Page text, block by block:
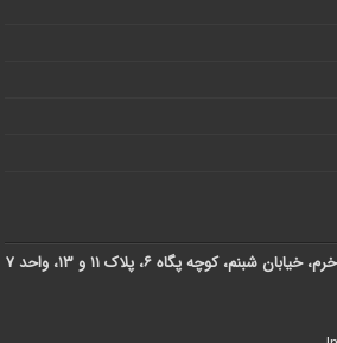
کوچه پگاه ۶، پلاک ۱۱ و ۱۳، واحد ۷